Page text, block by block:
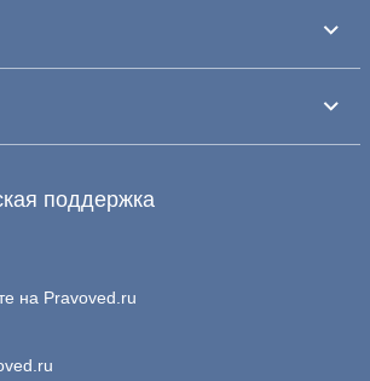
поддержка
на Pravoved.ru